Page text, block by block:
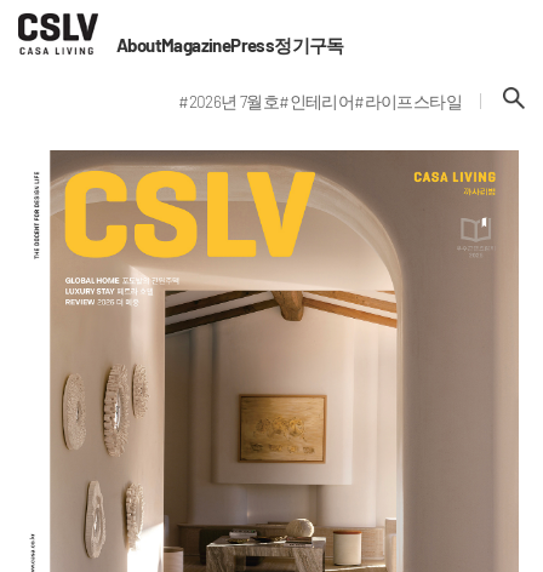
AboutMagazinePress정기구독
#2026년 7월호#인테리어#라이프스타일